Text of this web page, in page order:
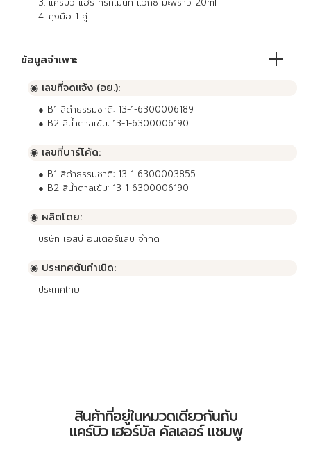
4. ถุงมือ 1 คู่
ข้อมูลจำเพาะ
◉ เลขที่จดแจ้ง (อย.):
● B1 สีดำธรรมชาติ: 13-1-6300006189
● B2 สีน้ำตาลเข้ม: 13-1-6300006190
◉ เลขที่บาร์โค้ด:
● B1 สีดำธรรมชาติ: 13-1-6300003855
● B2 สีน้ำตาลเข้ม: 13-1-6300006190
◉ ผลิตโดย:
บริษัท เอสบี อินเตอร์แลบ จำกัด
◉ ประเทศต้นกำเนิด:
ประเทศไทย
สินค้าที่อยู่ในหมวดเดียวกันกับ
แคร์บิว เฮอร์บัล คัลเลอร์ แชมพู